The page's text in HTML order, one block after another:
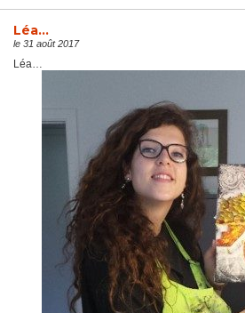
Léa…
le 31 août 2017
Léa…